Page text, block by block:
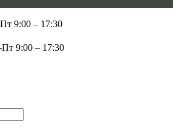
9:00 – 17:30
9:00 – 17:30